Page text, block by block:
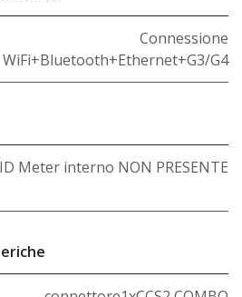
Connessione
WiFi+Bluetooth+Ethernet+G3/G4
Meter interno NON PRESENTE